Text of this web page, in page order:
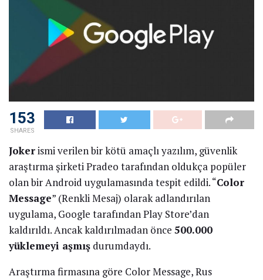
153
SHARES
Jokerismi verilen bir kötü amaçlı yazılım, güvenlik
araştırma şirketi Pradeo tarafından oldukça popüler
olan bir Android uygulamasında tespit edildi. “Color
Message” (Renkli Mesaj) olarak adlandırılan
uygulama, Google tarafından Play Store’dan
kaldırıldı. Ancak kaldırılmadan önce 500.000
yüklemeyi aşmış durumdaydı.
Araştırma firmasına göre Color Message, Rus